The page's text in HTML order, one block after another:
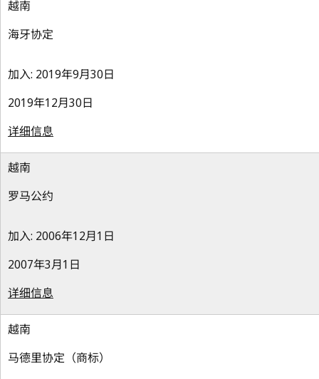
越南
海牙协定
加入: 2019年9月30日
2019年12月30日
详细信息
越南
罗马公约
加入: 2006年12月1日
2007年3月1日
详细信息
越南
马德里协定（商标）